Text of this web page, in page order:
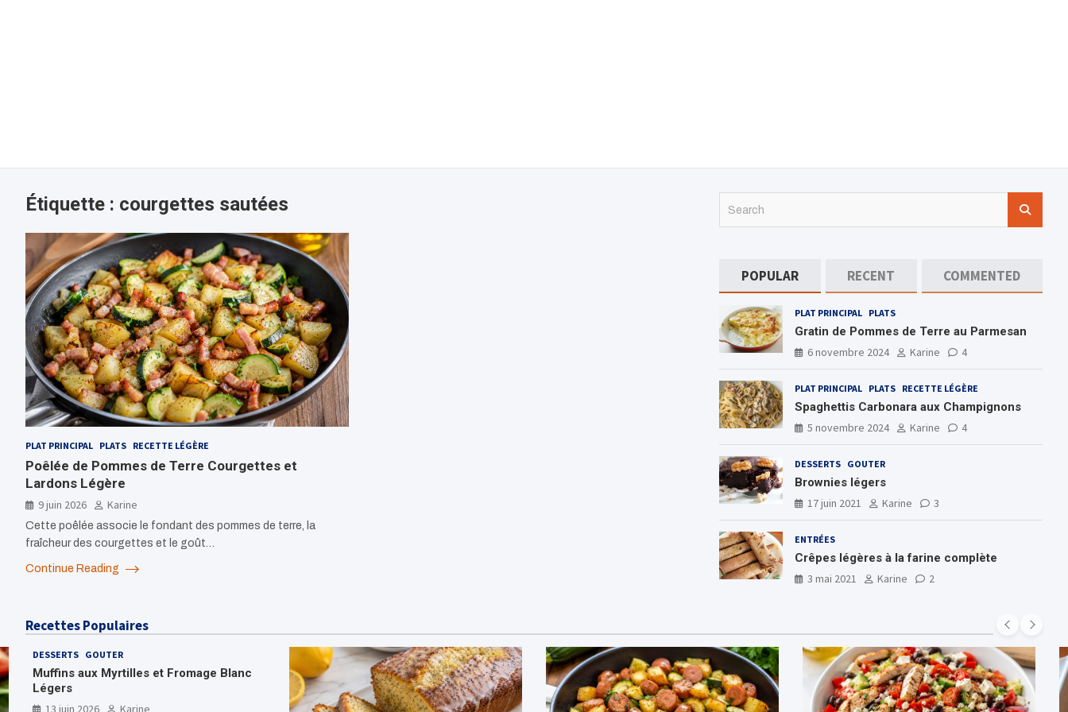
Étiquette : courgettes sautées
PLAT PRINCIPAL PLATS RECETTE LÉGÈRE
Poêlée de Pommes de Terre Courgettes et
Lardons Légère
9 juin 2026 Karine
Cette poêlée associe le fondant des pommes de terre, la
fraîcheur des courgettes et le goût…
Continue Reading
POPULAR RECENT COMMENTED
PLAT PRINCIPAL PLATS
Gratin de Pommes de Terre au Parmesan
6 novembre 2024
Karine 4
PLAT PRINCIPAL PLATS RECETTE LÉGÈRE
Spaghettis Carbonara aux Champignons
5 novembre 2024
Karine 4
DESSERTS GOUTER
Brownies légers
17 juin 2021
Karine 3
ENTRÉES
Crêpes légères à la farine complète
3 mai 2021
Karine 2
Recettes Populaires
DESSERTS GOUTER
Muffins aux Myrtilles et Fromage Blanc
Légers
13 juin 2026
Karine